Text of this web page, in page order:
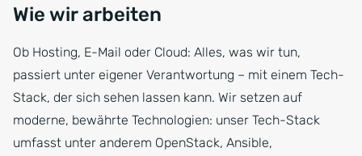
Wie wir arbeiten
Ob Hosting, E-Mail oder Cloud: Alles, was wir tun,
passiert unter eigener Verantwortung – mit einem Tech-
Stack, der sich sehen lassen kann. Wir setzen auf
moderne, bewährte Technologien: unser Tech-Stack
umfasst unter anderem OpenStack, Ansible,